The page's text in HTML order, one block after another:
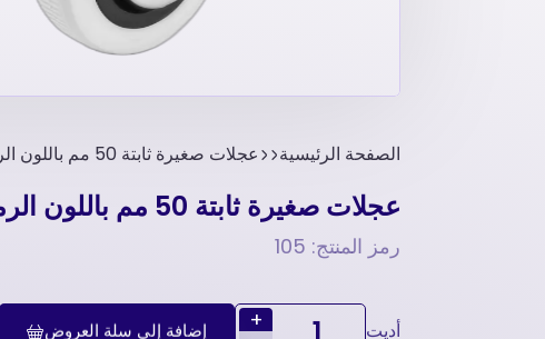
الصفحة الرئيسية عجلات صغيرة ثابتة 50 مم باللون الرمادي-عجلات أثاث
عجلات صغيرة ثابتة 50 مم باللون الرمادي-عجلات أثاث
رمز المنتج: 105
أديت
+
إضافة إلى سلة العروض